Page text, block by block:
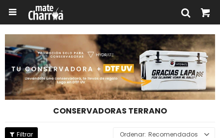

CONSERVADORAS TERRANO
Recomendados